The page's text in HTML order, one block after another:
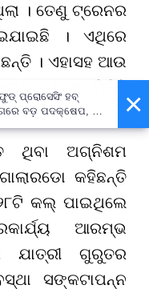
। ତେଣୁ ଟ୍ରେନର
। ଏଥିରେ
। ଏହାସହ ଆଉ
ସୂଚନା ମିଳିଛି
ଥିବା ଅଗ୍ନିଶମ
କହିଛନ୍ତି
ଟି କଲ୍ ପାଇଥିଲେ
ଆରମ୍ଭ
ଯାତ୍ରୀ ଗୁରୁତର
ସଙ୍କଟାପନ୍ନ
×
ପ୍ରୋସେସିଂ ହବ୍
ବଡ଼ ପଦକ୍ଷେପ, ୪୨